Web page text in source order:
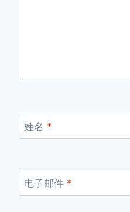
姓名 *
电子邮件 *